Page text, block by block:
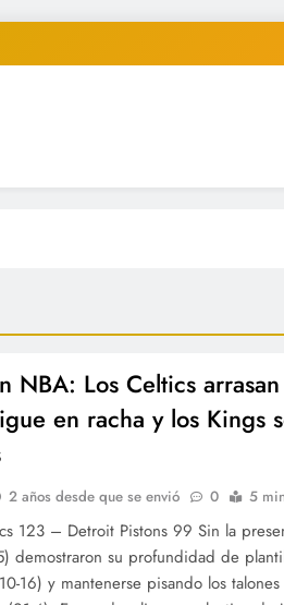
Deportivo
#deportealdiaperiodico
NBA: Los Celtics
en racha y los Kings
2 años desde que se envió 0 5
123 – Detroit Pistons 99 Sin la
demostraron su profundidad de
16) y mantenerse pisando los